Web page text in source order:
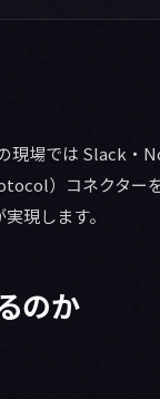
現場では Slack
）コネクター
現します。
のか